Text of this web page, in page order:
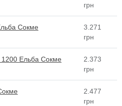
грн
Сокме
3.271
грн
1200 Ельба Сокме
2.373
грн
2.477
грн